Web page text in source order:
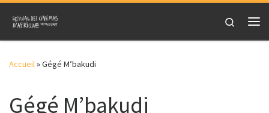
Skip to content
Search
Accueil»Gégé M’bakudi
Gégé M’bakudi